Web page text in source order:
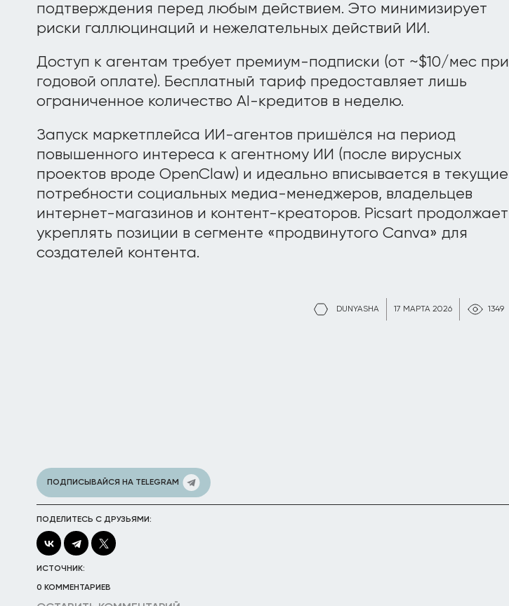
DUNYASHA 17 МАРТА 2026 1349
подтверждения перед любым действием. Это минимизирует
риски галлюцинаций и нежелательных действий ИИ.
Доступ к агентам требует премиум-подписки (от ~$10/мес при
годовой оплате). Бесплатный тариф предоставляет лишь
ограниченное количество AI-кредитов в неделю.
Запуск маркетплейса ИИ-агентов пришёлся на период
повышенного интереса к агентному ИИ (после вирусных
проектов вроде OpenClaw) и идеально вписывается в текущие
потребности социальных медиа-менеджеров, владельцев
интернет-магазинов и контент-креаторов. Picsart продолжает
укреплять позиции в сегменте «продвинутого Canva» для
создателей контента.
ПОДПИСЫВАЙСЯ НА TELEGRAM
ПОДЕЛИТЕСЬ С ДРУЗЬЯМИ:
ИСТОЧНИК:
0 КОММЕНТАРИЕВ